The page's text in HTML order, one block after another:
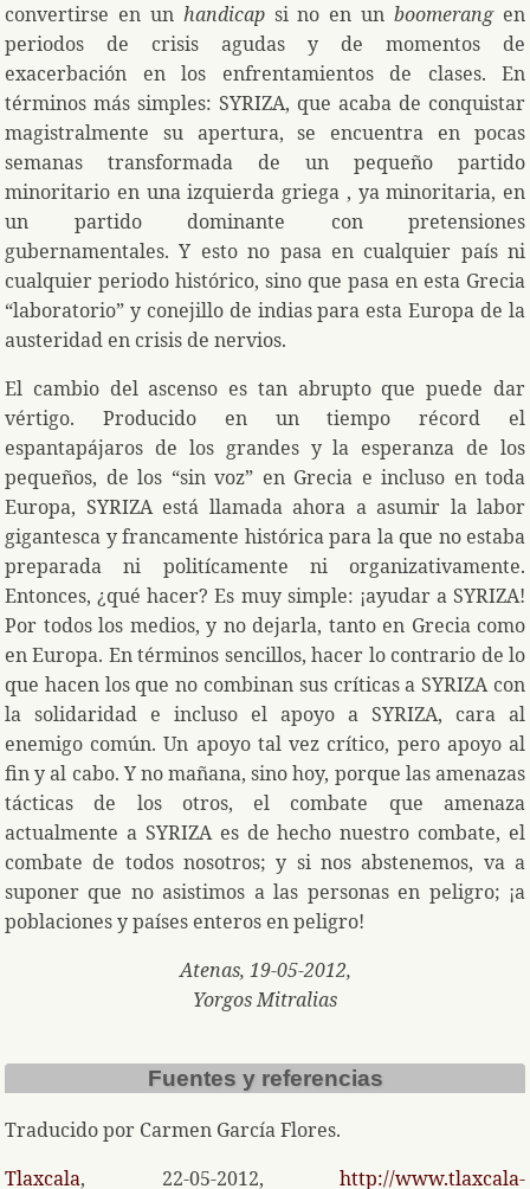
convertirse en un handicap si no en unboomerang en
periodos de crisis agudas y de momentos de
exacerbación en los enfrentamientos de clases. En
términos más simples: SYRIZA, que acaba de conquistar
magistralmente su apertura, se encuentra en pocas
semanas transformada de un pequeño partido
minoritario en una izquierda griega , ya minoritaria, en
un partido dominante con pretensiones
gubernamentales. Y esto no pasa en cualquier país ni
cualquier periodo histórico, sino que pasa en esta Grecia
“laboratorio” y conejillo de indias para esta Europa de la
austeridad en crisis de nervios.
El cambio del ascenso es tan abrupto que puede dar
vértigo. Producido en un tiempo récord el
espantapájaros de los grandes y la esperanza de los
pequeños, de los “sin voz” en Grecia e incluso en toda
Europa, SYRIZA está llamada ahora a asumir la labor
gigantesca y francamente histórica para la que no estaba
preparada ni politícamente ni organizativamente.
Entonces, ¿qué hacer? Es muy simple: ¡ayudar a SYRIZA!
Por todos los medios, y no dejarla, tanto en Grecia como
en Europa. En términos sencillos, hacer lo contrario de lo
que hacen los que no combinan sus críticas a SYRIZA con
la solidaridad e incluso el apoyo a SYRIZA, cara al
enemigo común. Un apoyo tal vez crítico, pero apoyo al
fin y al cabo. Y no mañana, sino hoy, porque las amenazas
tácticas de los otros, el combate que amenaza
actualmente a SYRIZA es de hecho nuestro combate, el
combate de todos nosotros; y si nos abstenemos, va a
suponer que no asistimos a las personas en peligro; ¡a
poblaciones y países enteros en peligro!
Atenas, 19-05-2012,
Yorgos Mitralias
Fuentes y referencias
Traducido por Carmen García Flores.
Tlaxcala, 22-05-2012, http://www.tlaxcala-